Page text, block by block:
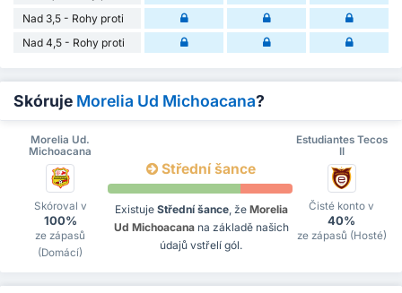
Nad 3,5 - Rohy proti
Nad 4,5 - Rohy proti
Skóruje Morelia Ud Michoacana?
Morelia Ud.
Michoacana
Estudiantes Tecos
II
Skóroval v
100%
ze zápasů
(Domácí)
Střední šance
Existuje Střední šance, že Morelia
Ud Michoacanana základě našich
údajů vstřelí gól.
Čisté konto v
40%
ze zápasů (Hosté)